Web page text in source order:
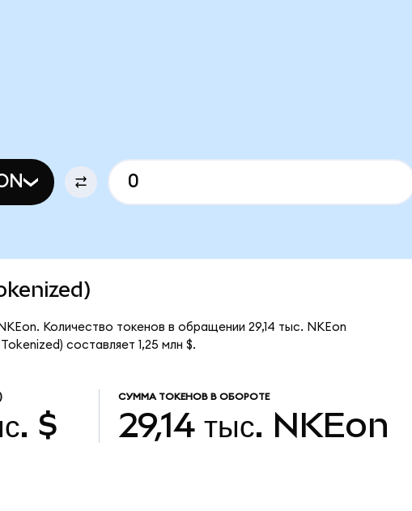
Количество токенов в обращении 29,14 тыс. NKEon
составляет 1,25 млн $.
$
СУММА ТОКЕНОВ В ОБОРОТЕ
29,14 тыс. NKEon